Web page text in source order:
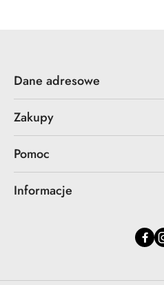
Dane adresowe
Zakupy
Pomoc
Informacje